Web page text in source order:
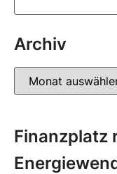
Archiv
Finanzplatz